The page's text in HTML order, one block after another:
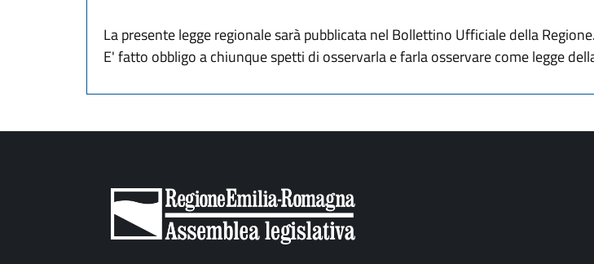
La presente legge regionale sarà pubblicata nel Bollettino Ufficiale della Regione.
E' fatto obbligo a chiunque spetti di osservarla e farla osservare come legge